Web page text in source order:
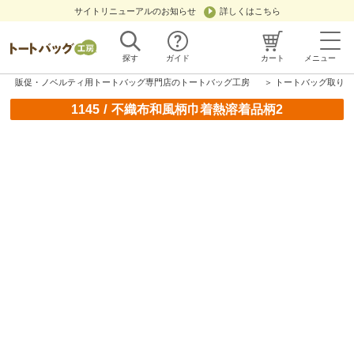
サイトリニューアルのお知らせ 詳しくはこちら
探す ガイド カート メニュー
販促・ノベルティ用トートバッグ専門店のトートバッグ工房 ＞ トートバッグ取り
1145/ 不織布和風柄巾着熱溶着品柄2